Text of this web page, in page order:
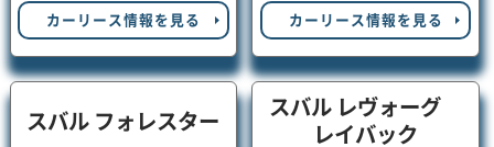
カーリース情報を見る カーリース情報を見る
スバル フォレスター
スバル レヴォーグ
レイバック